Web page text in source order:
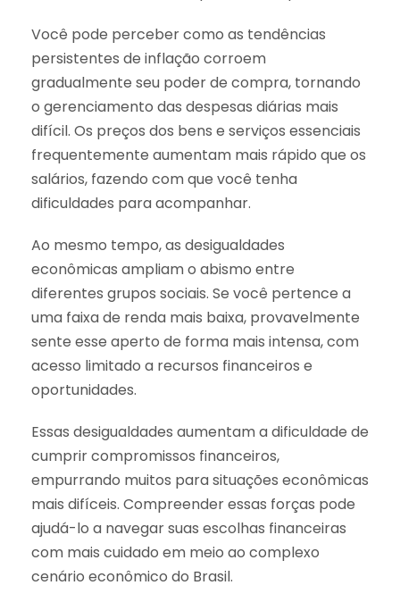
Você pode perceber como as tendências
persistentes de inflação corroem
gradualmente seu poder de compra, tornando
o gerenciamento das despesas diárias mais
difícil. Os preços dos bens e serviços essenciais
frequentemente aumentam mais rápido que os
salários, fazendo com que você tenha
dificuldades para acompanhar.
Ao mesmo tempo, as desigualdades
econômicas ampliam o abismo entre
diferentes grupos sociais. Se você pertence a
uma faixa de renda mais baixa, provavelmente
sente esse aperto de forma mais intensa, com
acesso limitado a recursos financeiros e
oportunidades.
Essas desigualdades aumentam a dificuldade de
cumprir compromissos financeiros,
empurrando muitos para situações econômicas
mais difíceis. Compreender essas forças pode
ajudá-lo a navegar suas escolhas financeiras
com mais cuidado em meio ao complexo
cenário econômico do Brasil.